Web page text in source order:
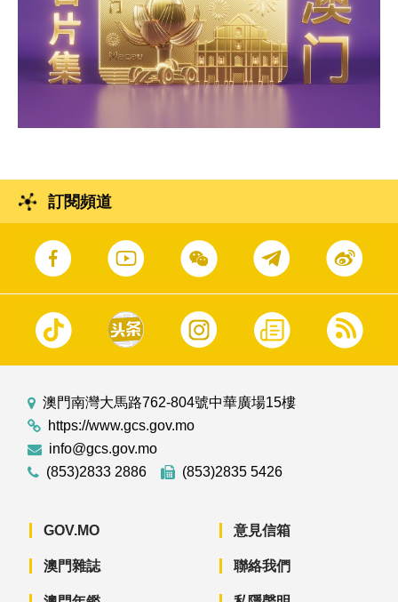
訂閱頻道
澳門南灣大馬路762-804號中華廣場15樓
https://www.gcs.gov.mo
info@gcs.gov.mo
(853)2833 2886
(853)2835 5426
GOV.MO
澳門雜誌
意見信箱
聯絡我們